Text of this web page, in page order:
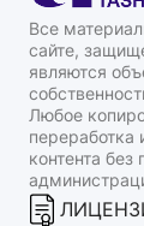
Все
сайте,
являются
Любое
переработка
контента